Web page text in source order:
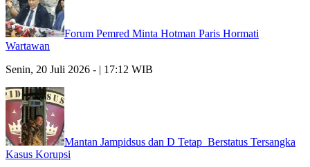
Forum Pemred Minta Hotman Paris Hormati
Wartawan
Senin, 20 Juli 2026 - | 17:12 WIB
Mantan Jampidsus dan D Tetap Berstatus Tersangka
Kasus Korupsi